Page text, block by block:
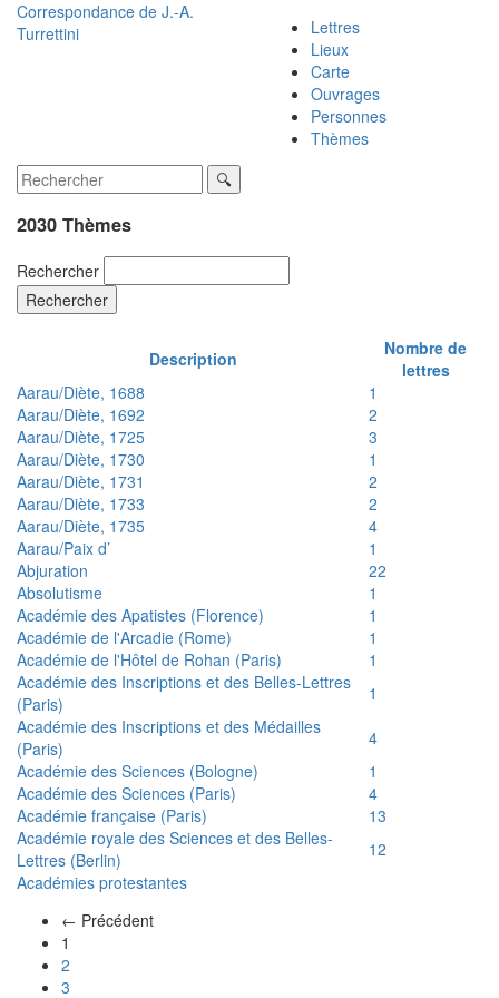
Correspondance de J.-A.
Turrettini
Lettres
Lieux
Carte
Ouvrages
Personnes
Thèmes
2030 Thèmes
Rechercher
Rechercher
Description
Nombre de
lettres
Aarau/Diète, 1688
1
Aarau/Diète, 1692
2
Aarau/Diète, 1725
3
Aarau/Diète, 1730
1
Aarau/Diète, 1731
2
Aarau/Diète, 1733
2
Aarau/Diète, 1735
4
Aarau/Paix d’
1
Abjuration
22
Absolutisme
1
Académie des Apatistes (Florence)
1
Académie de l'Arcadie (Rome)
1
Académie de l'Hôtel de Rohan (Paris)
1
Académie des Inscriptions et des Belles-Lettres
(Paris)
1
Académie des Inscriptions et des Médailles
(Paris)
4
Académie des Sciences (Bologne)
1
Académie des Sciences (Paris)
4
Académie française (Paris)
13
Académie royale des Sciences et des Belles-
Lettres (Berlin)
12
Académies protestantes
← Précédent
1
2
3